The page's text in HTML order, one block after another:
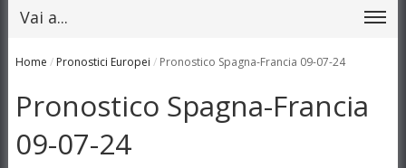
Vai a...
Home / Pronostici Europei / Pronostico Spagna-Francia 09-07-24
Pronostico Spagna-Francia
09-07-24